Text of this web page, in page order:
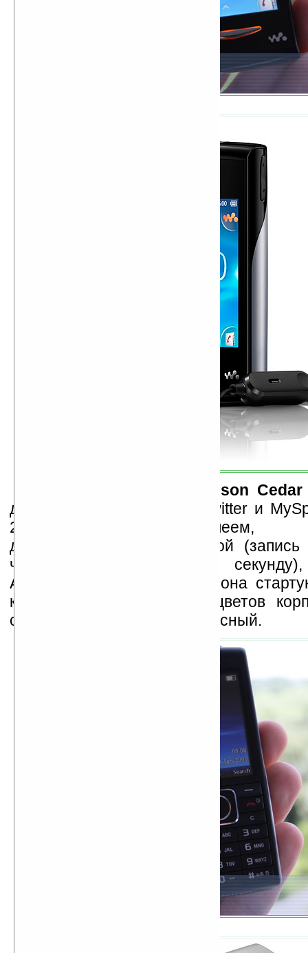
Sony Ericsson Cedar
для выхода в Facebook, Twitter и
2.2-дюймовым дисплеем,
двухмегапиксельной камерой
частотой кадров 30 в секунду),
ActiveSync. Продажи телефона
квартала с комбинацией цветов
серебряный или черный/красный.